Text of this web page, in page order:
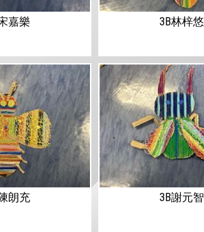
嘉樂 3B林梓悠
朗充 3B謝元智